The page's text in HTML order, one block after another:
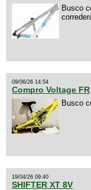
Busco
09/06/26 14:54
Compro Voltage FR
Busco
19/04/26 09:40
SHIFTER XT 8V